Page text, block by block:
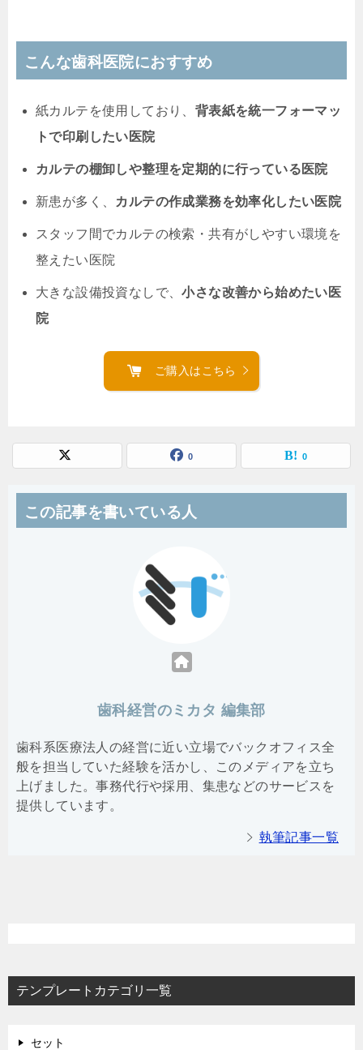
こんな歯科医院におすすめ
紙カルテを使用しており、 背表紙を統一フォーマッ
トで印刷したい医院
カルテの棚卸しや整理を定期的に行っている医院
新患が多く、 カルテの作成業務を効率化したい医院
スタッフ間でカルテの検索・共有がしやすい環境を
整えたい医院
大きな設備投資なしで、小さな改善から始めたい医
院
ご購入はこちら
0 0
この記事を書いている人
歯科経営のミカタ 編集部
歯科系医療法人の経営に近い立場でバックオフィス全
般を担当していた経験を活かし、このメディアを立ち
上げました。事務代行や採用、集患などのサービスを
提供しています。
執筆記事一覧
テンプレートカテゴリ一覧
セット